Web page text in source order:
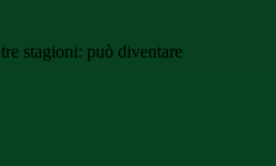
stagioni: può diventare